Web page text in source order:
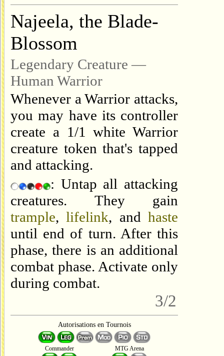
Najeela, the Blade-
Blossom
Legendary Creature —
Human Warrior
Whenever a Warrior attacks,
you may have its controller
create a 1/1 white Warrior
creature token that's tapped
and attacking.
: Untap all attacking
creatures. They gain
trample,lifelink, andhaste
until end of turn. After this
phase, there is an additional
combat phase. Activate only
during combat.
3/2
Autorisations en Tournois
Commander MTG Arena